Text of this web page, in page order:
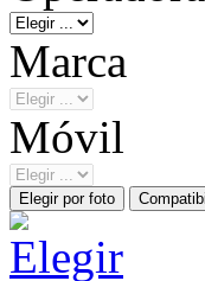
Marca
Móvil